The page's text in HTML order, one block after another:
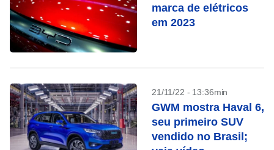
marca de elétricos
em 2023
21/11/22 - 13:36min
GWM mostra Haval 6,
seu primeiro SUV
vendido no Brasil;